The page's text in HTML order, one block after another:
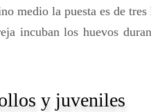
medio la puesta es de
incuban los huevos
y juveniles